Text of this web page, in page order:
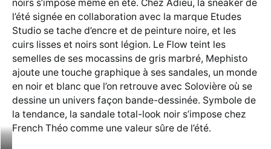
noirs s’impose même en été. Chez Adieu, la sneaker de
l’été signée en collaboration avec la marque Etudes
Studio se tache d’encre et de peinture noire, et les
cuirs lisses et noirs sont légion. Le Flow teint les
semelles de ses mocassins de gris marbré, Mephisto
ajoute une touche graphique à ses sandales, un monde
en noir et blanc que l’on retrouve avec Solovière où se
dessine un univers façon bande-dessinée. Symbole de
la tendance, la sandale total-look noir s’impose chez
French Théo comme une valeur sûre de l’été.